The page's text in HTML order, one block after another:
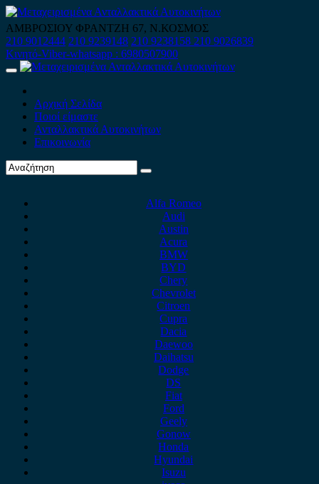
Skip
to
content
ΑΜΒΡΟΣΙΟΥ ΦΡΑΝΤΖΗ 67, Ν.ΚΟΣΜΟΣ
210 9012444 210 9239148 210 9238158 210 9026839
Κινητό-Viber-whatsapp : 6980507900
Primary
Αρχική Σελίδα
Ποιοί είμαστε
Ανταλλακτικά Αυτοκινήτων
Επικοινωνία
Alfa Romeo
Audi
Austin
Acura
BMW
BYD
Chery
Chevrolet
Citroen
Cupra
Dacia
Daewoo
Daihatsu
Dodge
DS
Fiat
Ford
Geely
Gonow
Honda
Hyundai
Isuzu